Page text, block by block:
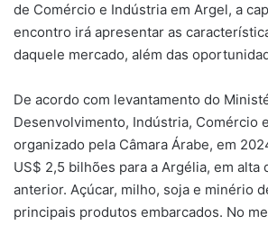
de Comércio e Indústria em Argel, a
encontro irá apresentar as
daquele mercado, além das
De acordo com levantamento do
Desenvolvimento, Indústria, Comércio
organizado pela Câmara Árabe, em
US$ 2,5 bilhões para a Argélia, em alta
anterior. Açúcar, milho, soja e minério
principais produtos embarcados. No